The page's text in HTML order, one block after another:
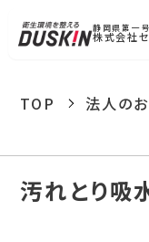
静岡県第一
株式会社
TOP 法人の
汚れとり吸